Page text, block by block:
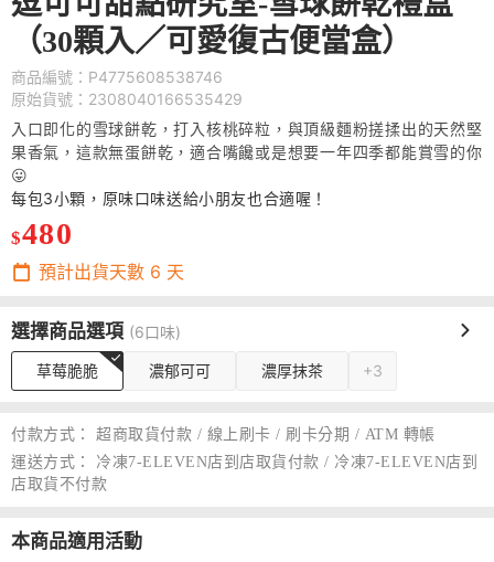
（30顆入／可愛復古便當盒）
商品編號：P4775608538746
原始貨號：2308040166535429
入口即化的雪球餅乾，打入核桃碎粒，與頂級麵粉搓揉出的天然堅
果香氣，這款無蛋餅乾，適合嘴饞或是想要一年四季都能賞雪的你
😛
每包3小顆，原味口味送給小朋友也合適喔！
$480
預計出貨天數 6 天
選擇商品選項 (6口味)
草莓脆脆 濃郁可可 濃厚抹茶 +3
付款方式：
超商取貨付款 / 線上刷卡 / 刷卡分期 / ATM 轉帳
運送方式：
冷凍7-ELEVEN店到店取貨付款 / 冷凍7-ELEVEN店到
店取貨不付款
本商品適用活動